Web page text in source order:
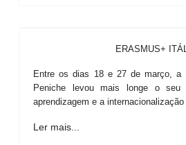
ERASMUS+
Entre os dias 18 e 27 de março, a
Peniche levou mais longe o seu
aprendizagem e a
Ler mais...